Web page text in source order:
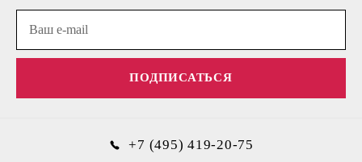
ПОДПИСАТЬСЯ
+7 (495) 419-20-75